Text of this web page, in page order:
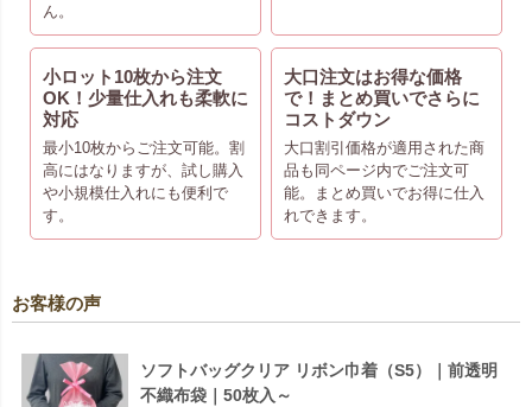
ん。
小ロット10枚から注文
OK！少量仕入れも柔軟に
対応
最小10枚からご注文可能。割
高にはなりますが、試し購入
や小規模仕入れにも便利で
す。
大口注文はお得な価格
で！まとめ買いでさらに
コストダウン
大口割引価格が適用された商
品も同ページ内でご注文可
能。まとめ買いでお得に仕入
れできます。
お客様の声
ソフトバッグクリア リボン巾着（S5）｜前透明
不織布袋｜50枚入～